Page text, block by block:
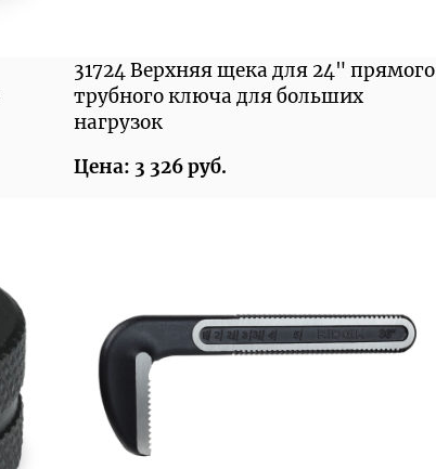
31724 Верхняя щека для 24" прямого
трубного ключа для больших
нагрузок
Цена: 3 326 руб.